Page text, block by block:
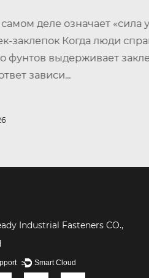
означает «сила
Когда люди
выдерживает заклепочная
Industrial Fasteners CO.,
： Smart Cloud